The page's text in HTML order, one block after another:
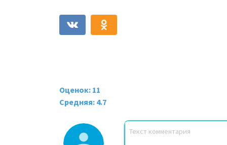
Оценок: 11
Средняя: 4.7